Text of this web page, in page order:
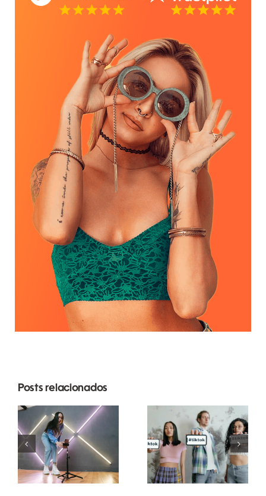
Posts relacionados
Top 5
Métodos
para
Aumentar o
Alcance
Orgânico no
Melhores
geradores
de fontes do
TikTok para
legendas